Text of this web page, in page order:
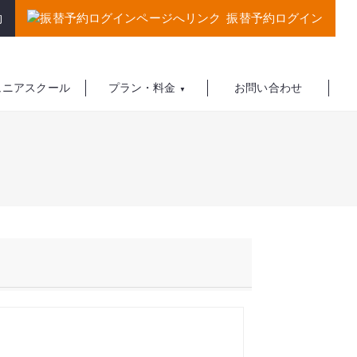
振替予約ログイン
ニアスクール プラン・料金 ▼ お問い合わせ